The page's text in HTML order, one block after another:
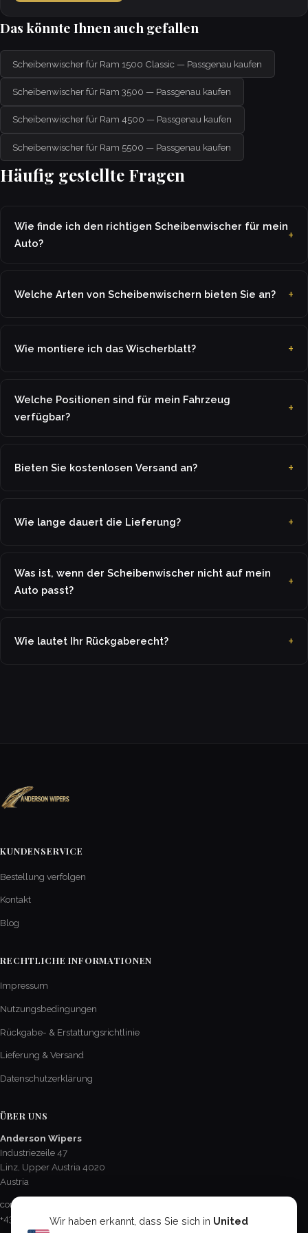
Wir haben erkannt, dass Sie sich in United
Das könnte Ihnen auch gefallen
Scheibenwischer für Ram 1500 Classic — Passgenau kaufen
Scheibenwischer für Ram 3500 — Passgenau kaufen
Scheibenwischer für Ram 4500 — Passgenau kaufen
Scheibenwischer für Ram 5500 — Passgenau kaufen
Häufig gestellte Fragen
Wie finde ich den richtigen Scheibenwischer für mein
Auto?
Welche Arten von Scheibenwischern bieten Sie an?
Wie montiere ich das Wischerblatt?
Welche Positionen sind für mein Fahrzeug
verfügbar?
Bieten Sie kostenlosen Versand an?
Wie lange dauert die Lieferung?
Was ist, wenn der Scheibenwischer nicht auf mein
Auto passt?
Wie lautet Ihr Rückgaberecht?
KUNDENSERVICE
Bestellung verfolgen
Kontakt
Blog
RECHTLICHE INFORMATIONEN
Impressum
Nutzungsbedingungen
Rückgabe- & Erstattungsrichtlinie
Lieferung & Versand
Datenschutzerklärung
ÜBER UNS
Anderson Wipers
Industriezeile 47
Linz, Upper Austria 4020
Austria
contact@AndersonChevroletCA.com
+43 732 784 561